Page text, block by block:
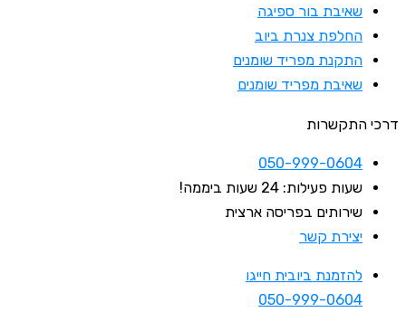
שאיבת בור ספיגה
החלפת צנרת ביוב
התקנת מפריד שומנים
שאיבת מפריד שומנים
דרכי התקשרות
050-999-0604
שעות פעילות: 24 שעות ביממה!
שירותים בפריסה ארצית
יצירת קשר
להזמנת ביובית חייגו
050-999-0604